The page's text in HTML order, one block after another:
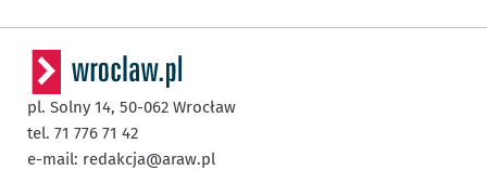
pl. Solny 14, 50-062 Wrocław
tel. 71 776 71 42
e-mail: redakcja@araw.pl